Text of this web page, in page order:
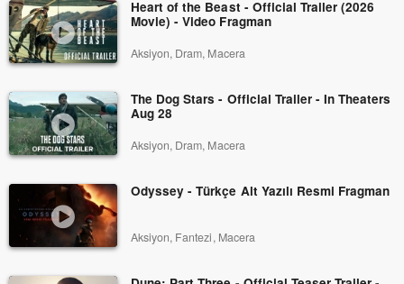
Heart of the Beast - Official Trailer (2026
Movie) - Video Fragman
Aksiyon, Dram, Macera
The Dog Stars - Official Trailer - In Theaters
Aug 28
Aksiyon, Dram, Macera
Odyssey - Türkçe Alt Yazılı Resmi Fragman
Aksiyon, Fantezi, Macera